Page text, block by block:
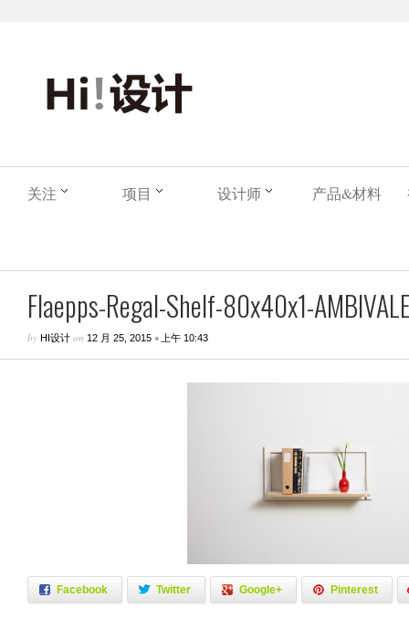
关注 项目 设计师 产品&材料
Flaepps-Regal-Shelf-80x40x1-
by HI设计 on 12 月 25, 2015 • 上午 10:43
Facebook Twitter Google+ Pinterest